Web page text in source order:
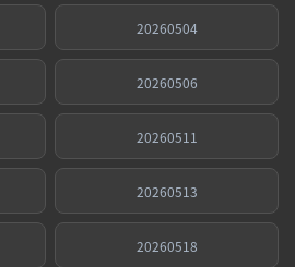
20260504
20260506
20260511
20260513
20260518